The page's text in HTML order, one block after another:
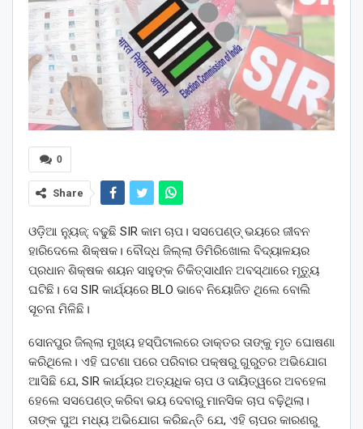
0
Share
ଓଡ଼ିଆ ନ୍ୟୁଜ୍: ବଢୁଛି SIR କାମ ଚାପ। ସସପେଣ୍ଡ୍ ଭୟରେ ଜୀବନ
ହାରିଦେଲେ ଶିକ୍ଷକ। ବୌଦ୍ଧ ଜିଲ୍ଲା ଡିମିରିଖୋଲ ବିଦ୍ୟାଳୟର
ପ୍ରଧାନ ଶିକ୍ଷକ ଶୟନ ସାହୁଙ୍କ ଚିକିତ୍ସାଧୀନ ଅବସ୍ଥାରେ ମୃତ୍ୟୁ
ଘଟିଛି। ସେ SIR କାର୍ଯ୍ୟରେ BLO ଭାବେ ନିୟୋଜିତ ଥିଲେ ବୋଲି
ସୂଚନା ମିଳିଛି।
ସୋନପୁର ଜିଲ୍ଲା ମୁଖ୍ୟ ହସ୍ପିଟାଲରେ ଡାକ୍ତର ତାଙ୍କୁ ମୃତ ଘୋଷଣା
କରିଥିଲେ। ଏହି ଘଟଣା ପରେ ପରିବାର ପକ୍ଷରୁ ଗୁରୁତର ଅଭିଯୋଗ
ଆସିଛି ଯେ, SIR କାର୍ଯ୍ୟର ଅତ୍ୟଧିକ ଚାପ ଓ ଦାୟିତ୍ୱରେ ଅବହେଳା
ହେଲେ ସସପେଣ୍ଡ୍ କରିବା ଭୟ ଦେବାରୁ ମାନସିକ ଚାପ ବଢ଼ିଥିଲା।
ତାଙ୍କ ପୁଅ ମଧ୍ୟ ଅଭିଯୋଗ କରିଛନ୍ତି ଯେ, ଏହି ଚାପର କାରଣରୁ